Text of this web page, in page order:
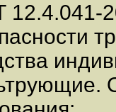
12.4.041-